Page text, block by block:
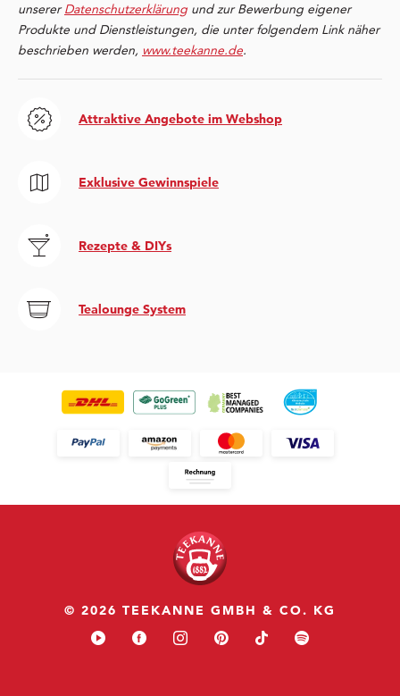
unsererDatenschutzerklärung und zur Bewerbung eigener
Produkte und Dienstleistungen, die unter folgendem Link näher
beschrieben werden, www.teekanne.de.
Attraktive Angebote im Webshop
Exklusive Gewinnspiele
Rezepte & DIYs
Tealounge System
© 2026 TEEKANNE GMBH & CO. KG